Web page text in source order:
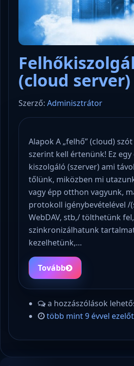
(cloud server)
Szerző: Adminisztrátor
Alapok A „felhő” (cloud)
szerint kell értenünk! Ez egy
kiszolgáló (szerver) ami
tőlünk, miközben mi
vagy épp otthon vagyunk,
protokoll igénybevételével /
WebDAV, stb,/ tölthetünk
szinkronizálhatunk
kezelhetünk,…
Tovább
a hozzászólások
több mint 9 évvel